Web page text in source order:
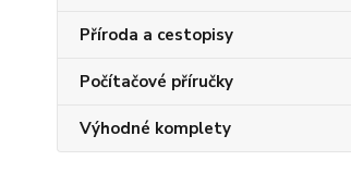
Příroda a cestopisy
Počítačové příručky
Výhodné komplety